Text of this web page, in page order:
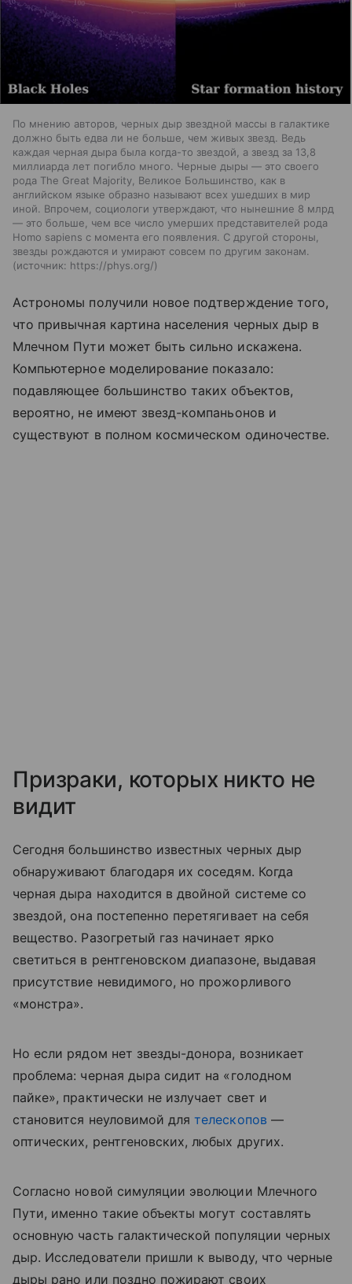
По мнению авторов, черных дыр звездной массы в галактике
должно быть едва ли не больше, чем живых звезд. Ведь
каждая черная дыра была когда-то звездой, а звезд за 13,8
миллиарда лет погибло много. Черные дыры — это своего
рода The Great Majority, Великое Большинство, как в
английском языке образно называют всех ушедших в мир
иной. Впрочем, социологи утверждают, что нынешние 8 млрд
— это больше, чем все число умерших представителей рода
Homo sapiens с момента его появления. С другой стороны,
звезды рождаются и умирают совсем по другим законам.
источник: https://phys.org/
Астрономы получили новое подтверждение того,
что привычная картина населения черных дыр в
Млечном Пути может быть сильно искажена.
Компьютерное моделирование показало:
подавляющее большинство таких объектов,
вероятно, не имеют звезд-компаньонов и
существуют в полном космическом одиночестве.
Призраки, которых никто не
видит
Сегодня большинство известных черных дыр
обнаруживают благодаря их соседям. Когда
черная дыра находится в двойной системе со
звездой, она постепенно перетягивает на себя
вещество. Разогретый газ начинает ярко
светиться в рентгеновском диапазоне, выдавая
присутствие невидимого, но прожорливого
«монстра».
Но если рядом нет звезды-донора, возникает
проблема: черная дыра сидит на «голодном
пайке», практически не излучает свет и
становится неуловимой длятелескопов —
оптических, рентгеновских, любых других.
Согласно новой симуляции эволюции Млечного
Пути, именно такие объекты могут составлять
основную часть галактической популяции черных
дыр. Исследователи пришли к выводу, что черные
дыры рано или поздно пожирают своих